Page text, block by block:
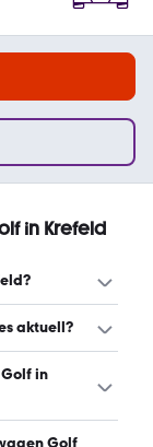
in Krefeld
liegt
aktuell?
mobile.de,
(Stand:
in
zwischen
Golf